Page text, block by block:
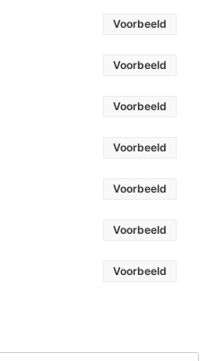
Voorbeeld
Voorbeeld
Voorbeeld
Voorbeeld
Voorbeeld
Voorbeeld
Voorbeeld